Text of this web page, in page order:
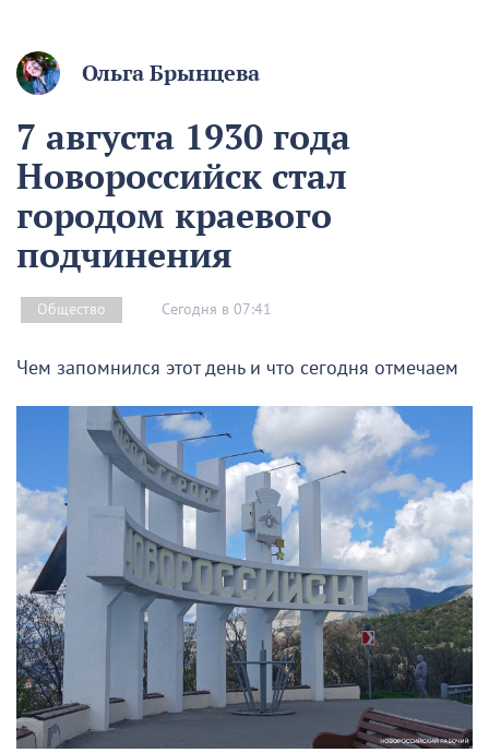
Ольга Брынцева
7 августа 1930 года
Новороссийск стал
городом краевого
подчинения
Общество Сегодня в 07:41
Чем запомнился этот день и что сегодня отмечаем